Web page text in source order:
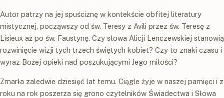
Autor patrzy na jej spuściznę w kontekście obfitej literatury
mistycznej, począwszy od św. Teresy z Avili przez św. Teresę z
Lisieux aż po św. Faustynę. Czy słowa Alicji Lenczewskiej stanowią
rozwinięcie wizji tych trzech świętych kobiet? Czy to znaki czasu i
wyraz Bożej opieki nad poszukującymi Jego miłości?
Zmarła zaledwie dziesięć lat temu. Ciągle żyje w naszej pamięci i z
roku na rok poszerza się grono czytelników Świadectwa i Słowa